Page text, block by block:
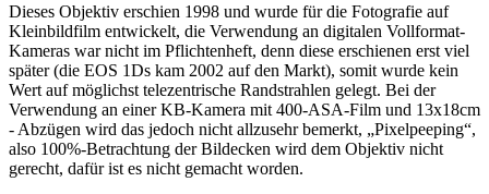
Dieses Objektiv erschien 1998 und wurde für die Fotografie auf
Kleinbildfilm entwickelt, die Verwendung an digitalen Vollformat-
Kameras war nicht im Pflichtenheft, denn diese erschienen erst viel
später (die EOS 1Ds kam 2002 auf den Markt), somit wurde kein
Wert auf möglichst telezentrische Randstrahlen gelegt. Bei der
Verwendung an einer KB-Kamera mit 400-ASA-Film und 13x18cm
- Abzügen wird das jedoch nicht allzusehr bemerkt, „Pixelpeeping“,
also 100%-Betrachtung der Bildecken wird dem Objektiv nicht
gerecht, dafür ist es nicht gemacht worden.